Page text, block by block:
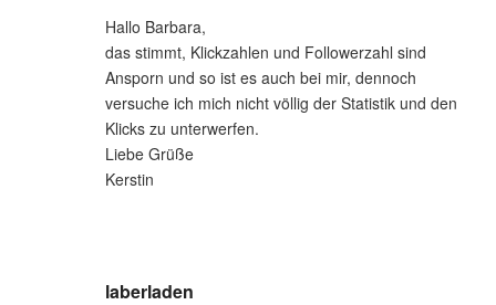
Hallo Barbara,
das stimmt, Klickzahlen und Followerzahl sind
Ansporn und so ist es auch bei mir, dennoch
versuche ich mich nicht völlig der Statistik und den
Klicks zu unterwerfen.
Liebe Grüße
Kerstin
laberladen